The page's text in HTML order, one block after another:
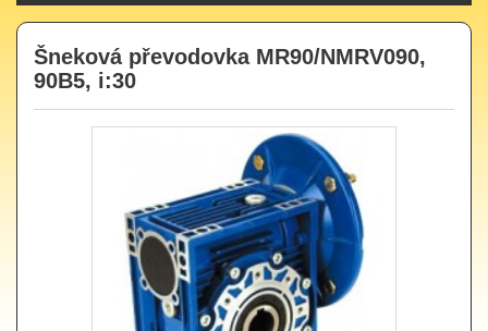
Šneková převodovka MR90/NMRV090,
90B5, i:30